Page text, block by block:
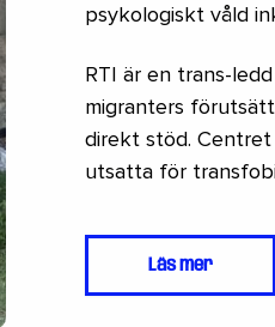
psykologiskt våld
RTI är en trans-
migranters
direkt stöd.
utsatta för
Läs mer